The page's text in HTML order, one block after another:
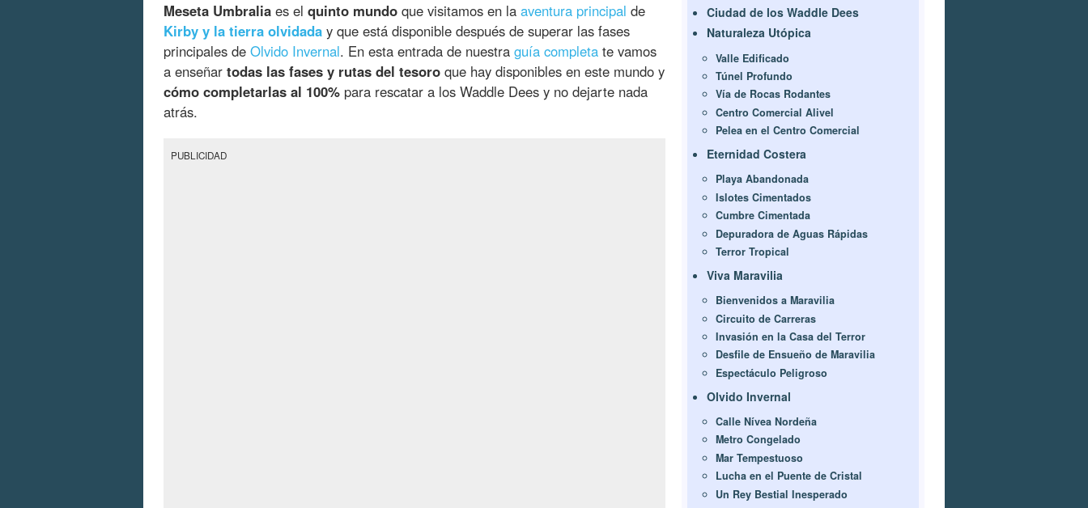
Meseta Umbralia es el quinto mundo que visitamos en la aventura principal de
Kirby y la tierra olvidada y que está disponible después de superar las fases
principales de Olvido Invernal. En esta entrada de nuestra guía completa te vamos
a enseñar todas las fases y rutas del tesoro que hay disponibles en este mundo y
cómo completarlas al 100% para rescatar a los Waddle Dees y no dejarte nada
atrás.
PUBLICIDAD
Ciudad de los Waddle Dees
Naturaleza Utópica
Valle Edificado
Túnel Profundo
Vía de Rocas Rodantes
Centro Comercial Alivel
Pelea en el Centro Comercial
Eternidad Costera
Playa Abandonada
Islotes Cimentados
Cumbre Cimentada
Depuradora de Aguas Rápidas
Terror Tropical
Viva Maravilia
Bienvenidos a Maravilia
Circuito de Carreras
Invasión en la Casa del Terror
Desfile de Ensueño de Maravilia
Espectáculo Peligroso
Olvido Invernal
Calle Nívea Nordeña
Metro Congelado
Mar Tempestuoso
Lucha en el Puente de Cristal
Un Rey Bestial Inesperado